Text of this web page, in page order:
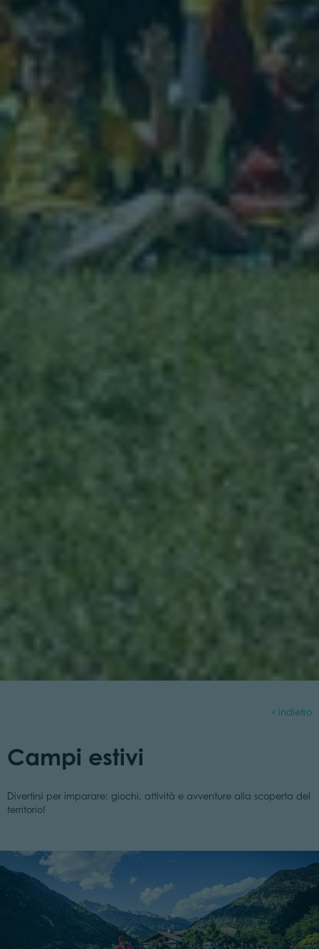
indietro
Campi estivi
Divertirsi per imparare: giochi, attività e avventure alla scoperta del
territorio!